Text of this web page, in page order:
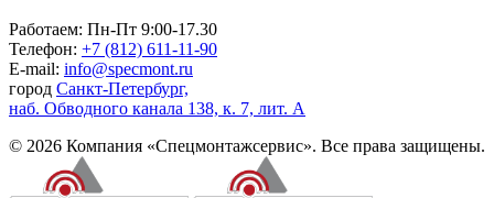
Работаем: Пн-Пт 9:00-17.30
Телефон: +7 (812) 611-11-90
E-mail: info@specmont.ru
город Санкт-Петербург,
наб. Обводного канала 138, к. 7, лит. А
© 2026 Компания «Спецмонтажсервис». Все права защищены.